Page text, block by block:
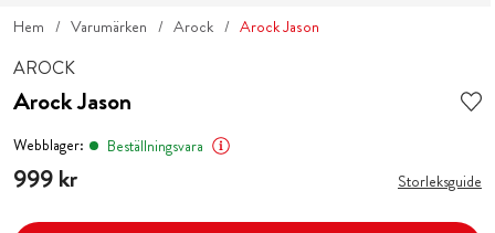
Hem Varumärken Arock Arock Jason
AROCK
Arock Jason
Webblager: Beställningsvara
Pris:999 kr
999 kr Storleksguide